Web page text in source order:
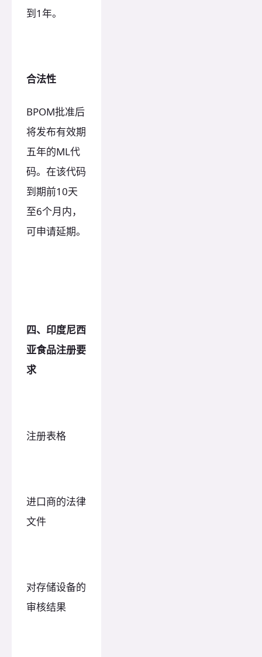
到1年。
合法性
BPOM批准后
将发布有效期
五年的ML代
码。在该代码
到期前10天
至6个月内，
可申请延期。
四、印度尼西
亚食品注册要
求
注册表格
进口商的法律
文件
对存储设备的
审核结果